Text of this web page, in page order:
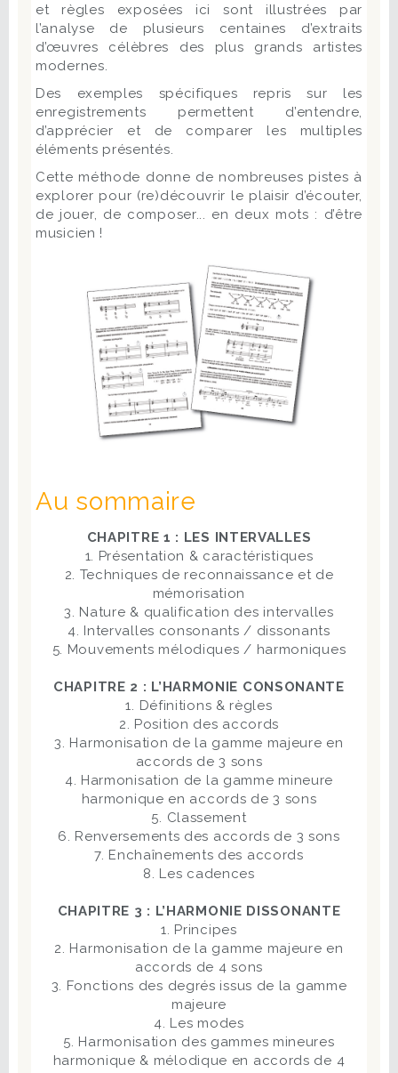
et règles exposées ici sont illustrées par
l’analyse de plusieurs centaines d’extraits
d’œuvres célèbres des plus grands artistes
modernes.
Des exemples spécifiques repris sur les
enregistrements permettent d’entendre,
d’apprécier et de comparer les multiples
éléments présentés.
Cette méthode donne de nombreuses pistes à
explorer pour (re)découvrir le plaisir d’écouter,
de jouer, de composer... en deux mots : d’être
musicien !
Au sommaire
CHAPITRE 1 : LES INTERVALLES
1. Présentation & caractéristiques
2. Techniques de reconnaissance et de
mémorisation
3. Nature & qualification des intervalles
4. Intervalles consonants / dissonants
5. Mouvements mélodiques / harmoniques
CHAPITRE 2 : L’HARMONIE CONSONANTE
1. Définitions & règles
2. Position des accords
3. Harmonisation de la gamme majeure en
accords de 3 sons
4. Harmonisation de la gamme mineure
harmonique en accords de 3 sons
5. Classement
6. Renversements des accords de 3 sons
7. Enchaînements des accords
8. Les cadences
CHAPITRE 3 : L’HARMONIE DISSONANTE
1. Principes
2. Harmonisation de la gamme majeure en
accords de 4 sons
3. Fonctions des degrés issus de la gamme
majeure
4. Les modes
5. Harmonisation des gammes mineures
harmonique & mélodique en accords de 4